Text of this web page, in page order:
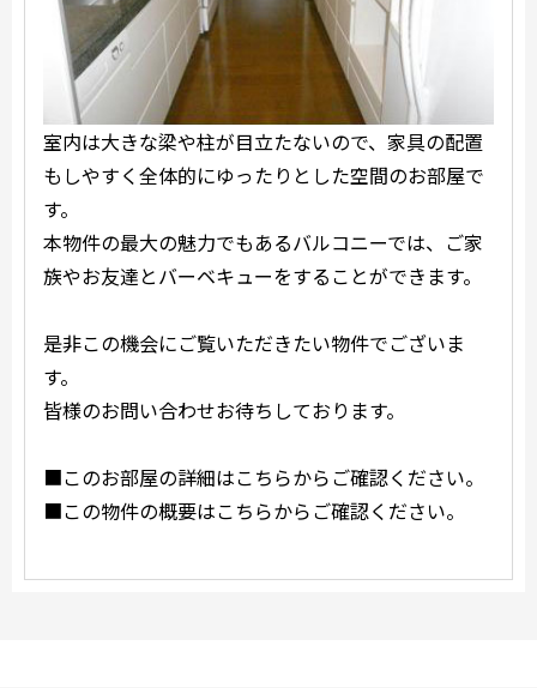
室内は大きな梁や柱が目立たないので、家具の配置
もしやすく全体的にゆったりとした空間のお部屋で
す。
本物件の最大の魅力でもあるバルコニーでは、ご家
族やお友達とバーベキューをすることができます。
是非この機会にご覧いただきたい物件でございま
す。
皆様のお問い合わせお待ちしております。
■このお部屋の詳細はこちらからご確認ください。
■この物件の概要はこちらからご確認ください。